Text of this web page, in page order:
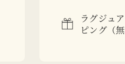
ラグジュ
ピング（無